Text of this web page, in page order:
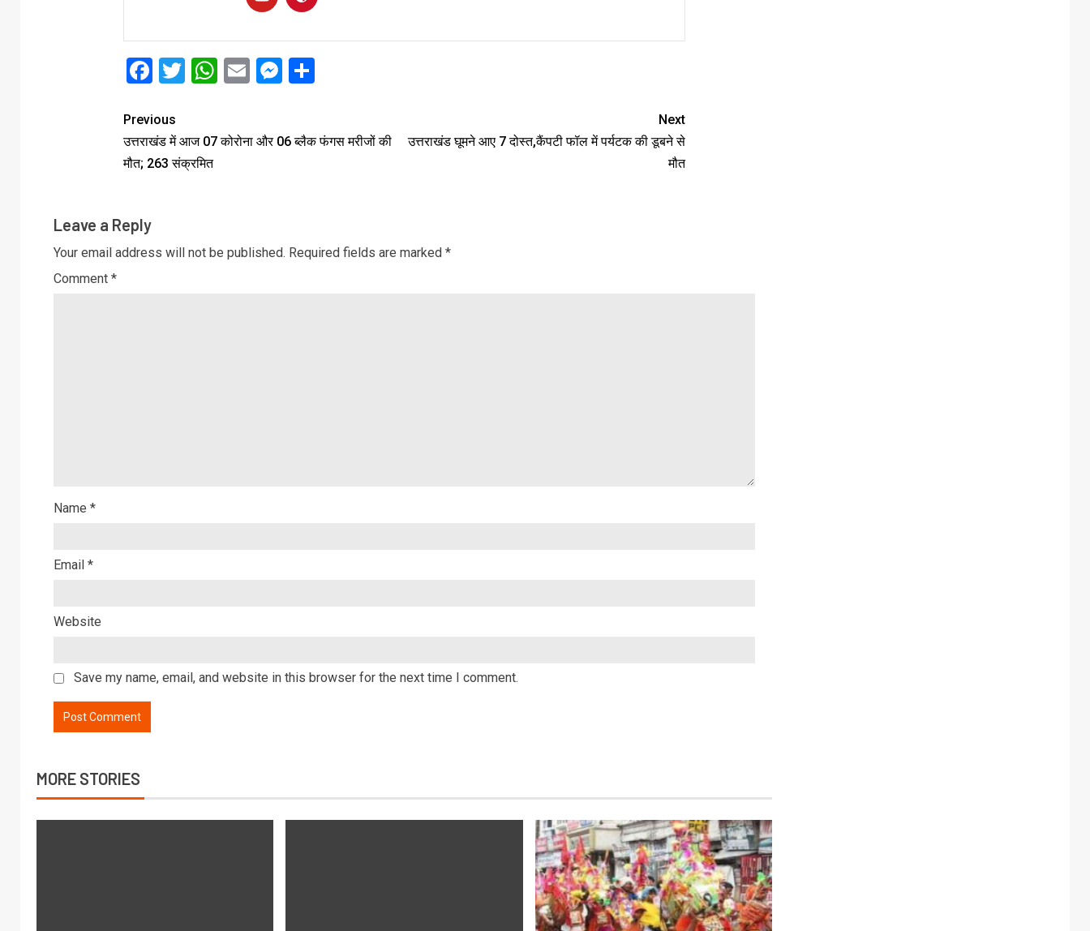
Facebook
Twitter
WhatsApp
EmailMessenger
Share
Previous
उत्तराखंड में आज 07 कोरोना और 06 ब्लैक फंगस मरीजों की
मौत; 263 संक्रमित
Next
उत्तराखंड घूमने आए 7 दोस्त,कैंपटी फॉल में पर्यटक की डूबने से
मौत
Leave a Reply
Your email address will not be published. Required fields are marked *
Comment *
Name *
Email *
Website
Save my name, email, and website in this browser for the next time I comment.
MORE STORIES